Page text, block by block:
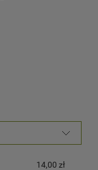
PŁATNOŚCI
14,00 zł